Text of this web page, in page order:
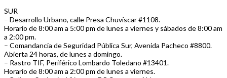
SUR
– Desarrollo Urbano, calle Presa Chuvíscar #1108.
Horario de 8:00 am a 5:00 pm de lunes a viernes y sábados de 8:00 am
a 2:00 pm.
– Comandancia de Seguridad Pública Sur, Avenida Pacheco #8800.
Abierta 24 horas, de lunes a domingo.
– Rastro TIF, Periférico Lombardo Toledano #13401.
Horario de 8:00 am a 2:00 pm de lunes a viernes.